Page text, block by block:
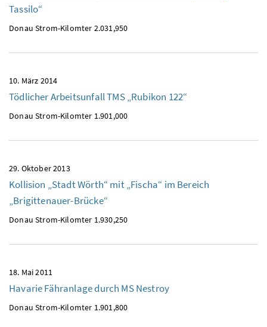
Tassilo“
Donau Strom-Kilomter 2.031,950
10. März 2014
Tödlicher Arbeitsunfall TMS „Rubikon 122“
Donau Strom-Kilomter 1.901,000
29. Oktober 2013
Kollision „Stadt Wörth“ mit „Fischa“ im Bereich
„Brigittenauer-Brücke“
Donau Strom-Kilomter 1.930,250
18. Mai 2011
Havarie Fähranlage durch MS Nestroy
Donau Strom-Kilomter 1.901,800